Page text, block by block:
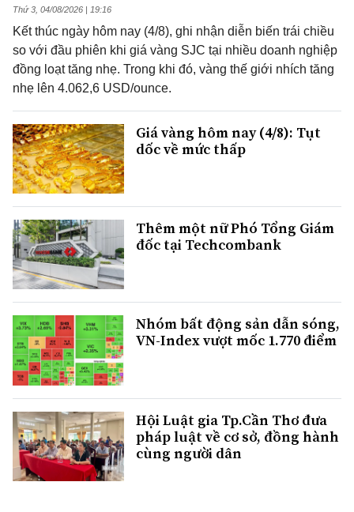
Thứ 3, 04/08/2026 | 19:16
Kết thúc ngày hôm nay (4/8), ghi nhận diễn biến trái chiều
so với đầu phiên khi giá vàng SJC tại nhiều doanh nghiệp
đồng loạt tăng nhẹ. Trong khi đó, vàng thế giới nhích tăng
nhẹ lên 4.062,6 USD/ounce.
Giá vàng hôm nay (4/8): Tụt
dốc về mức thấp
Thêm một nữ Phó Tổng Giám
đốc tại Techcombank
Nhóm bất động sản dẫn sóng,
VN-Index vượt mốc 1.770 điểm
Hội Luật gia Tp.Cần Thơ đưa
pháp luật về cơ sở, đồng hành
cùng người dân